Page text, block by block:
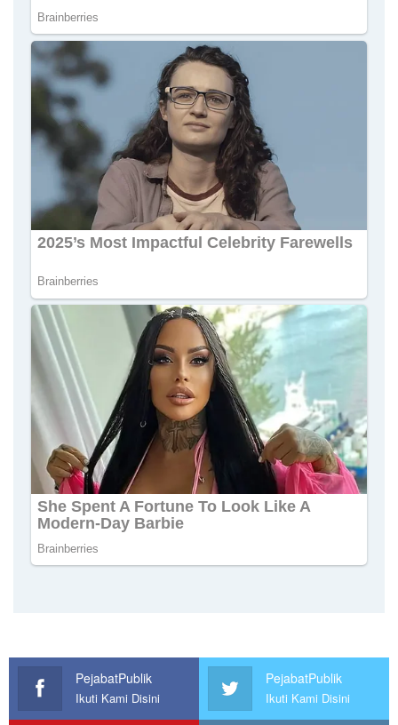
PejabatPublik
Ikuti Kami Disini
PejabatPublik
Ikuti Kami Disini